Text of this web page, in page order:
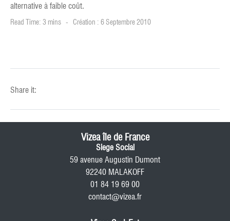
alternative à faible coût.
Read Time: 3 mins Création : 6 Septembre 2010
Share it:
Vizea île de France
Siege Social
59 avenue Augustin Dumont
92240 MALAKOFF
01 84 19 69 00
contact@vizea.fr